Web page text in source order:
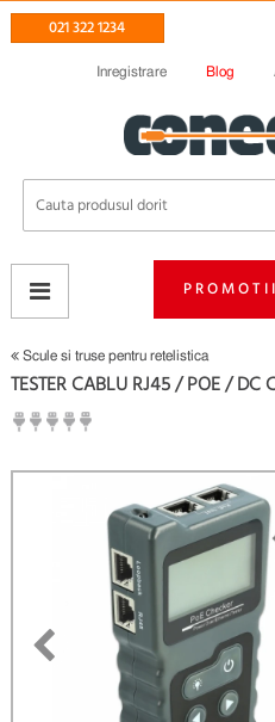
021 322 1234
Inregistrare Blog
PROMOTII
Scule si truse pentru retelistica
TESTER CABLU RJ45 / POE / DC
Fii primul care scrie un review